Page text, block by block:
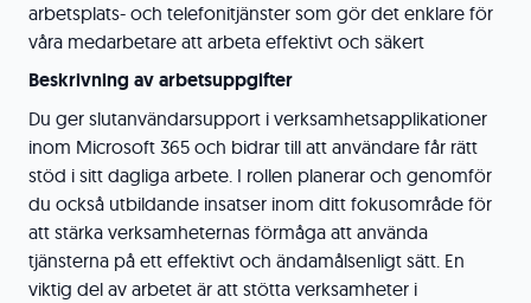
arbetsplats- och telefonitjänster som gör det enklare för
våra medarbetare att arbeta effektivt och säkert
Beskrivning av arbetsuppgifter
Du ger slutanvändarsupport i verksamhetsapplikationer
inom Microsoft 365 och bidrar till att användare får rätt
stöd i sitt dagliga arbete. I rollen planerar och genomför
du också utbildande insatser inom ditt fokusområde för
att stärka verksamheternas förmåga att använda
tjänsterna på ett effektivt och ändamålsenligt sätt. En
viktig del av arbetet är att stötta verksamheter i